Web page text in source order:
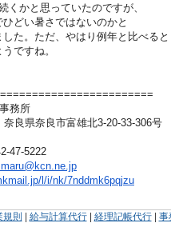
かと思っていたのですが、
どい暑さではないのかと
。ただ、やはり例年と比べると
ですね。
=============
務所
良市富雄北3-20-33-306号
5222
l/i/nk/7nddmk6pqjzu
規則 | 給与計算代行| 経理記帳代行| 事